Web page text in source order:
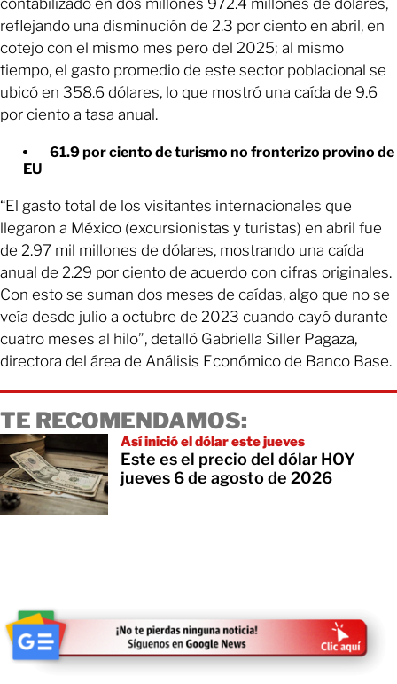
contabilizado en dos millones 972.4 millones de dólares,
reflejando una disminución de 2.3 por ciento en abril, en
cotejo con el mismo mes pero del 2025; al mismo
tiempo, el gasto promedio de este sector poblacional se
ubicó en 358.6 dólares, lo que mostró una caída de 9.6
por ciento a tasa anual.
61.9 por ciento de turismo no fronterizo provino de
EU
“El gasto total de los visitantes internacionales que
llegaron a México (excursionistas y turistas) en abril fue
de 2.97 mil millones de dólares, mostrando una caída
anual de 2.29 por ciento de acuerdo con cifras originales.
Con esto se suman dos meses de caídas, algo que no se
veía desde julio a octubre de 2023 cuando cayó durante
cuatro meses al hilo”, detalló Gabriella Siller Pagaza,
directora del área de Análisis Económico de Banco Base.
TE RECOMENDAMOS:
Así inició el dólar este jueves
Este es el precio del dólar HOY
jueves 6 de agosto de 2026